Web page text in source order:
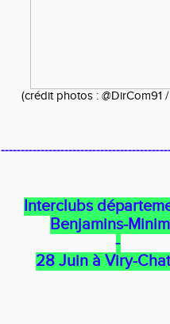
(crédit photos : @DirCom91
Interclubs
Benjamins-
-
28 Juin à Viry-